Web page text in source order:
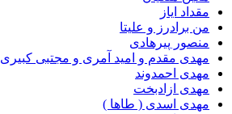
مقداد ایاز
من برادرز و علیتا
منصور پیرهادی
مهدى مقدم و امید آمرى و مجتبى کبیرى
مهدی احمدوند
مهدی ازادبخت
مهدی اسدی ( طاها )